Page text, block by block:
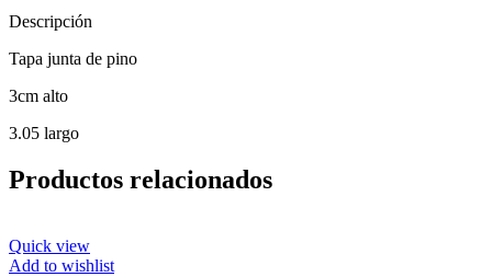
Descripción
Tapa junta de pino
3cm alto
3.05 largo
Productos relacionados
Quick view
Add to wishlist